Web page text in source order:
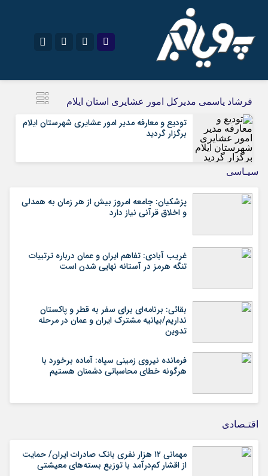
سروش
آپارات رمز عبور
فرشاد یاسمی مدیرکل امور عشایری استان ایلام
تودیع و معارفه مدیر امور عشایری شهرستان ایلام
برگزار گردید
سیـاسی
پزشکیان: جامعه امروز بیش از هر زمان به همدلی
و اخلاق قرآنی نیاز دارد
غریب آبادی: تفاهم ایران و عمان درباره ترتیبات
تنگه هرمز در آستانه نهایی شدن است
بقائی: برنامه‌ای برای سفر به قطر و پاکستان
نداریم/بیانیه مشترک ایران و عمان در مرحله
تدوین
فرمانده نیروی زمینی سپاه: آماده برخورد با
هرگونه خطای محاسباتی دشمنان هستیم
اقتـصادی
مهمانی ۱۲ هزار نفری بانک صادرات ایران/ حمایت
از اقشار کم‌درآمد با توزیع بسته‌های معیشتی